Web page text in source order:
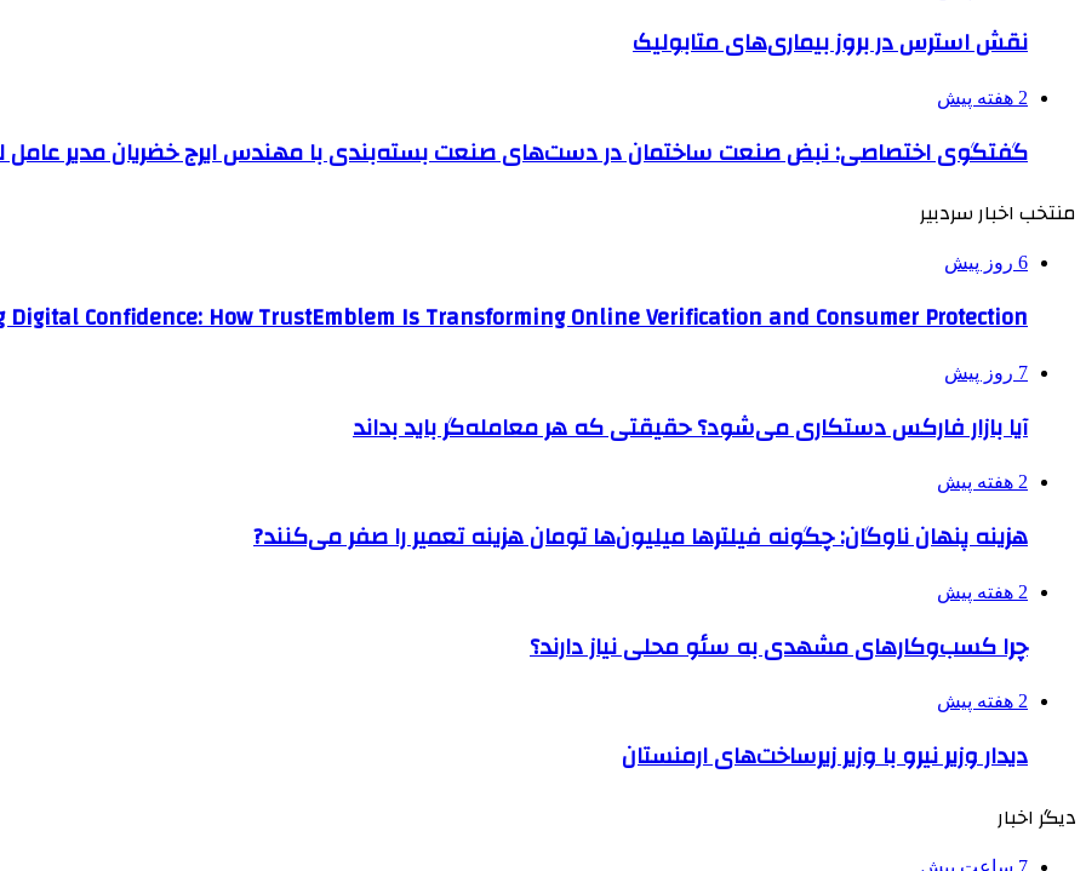
نقش استرس در بروز بیماری‌های متابولیک
2 هفته پیش
گفتگوی اختصاصی: نبض صنعت ساختمان در دست‌های صنعت بسته‌بندی با مهندس ایرج خضریان مدیر عامل
منتخب اخبار سردبیر
6 روز پیش
Confidence: How TrustEmblem Is Transforming Online Verification and Consumer Protection
7 روز پیش
آیا بازار فارکس دستکاری می‌شود؟ حقیقتی که هر معامله‌گر باید بداند
2 هفته پیش
هزینه پنهان ناوگان: چگونه فیلترها میلیون‌ها تومان هزینه تعمیر را صفر می‌کنند?
2 هفته پیش
چرا کسب‌وکارهای مشهدی به سئو محلی نیاز دارند؟
2 هفته پیش
دیدار وزیر نیرو با وزیر زیرساخت‌های ارمنستان
دیگر اخبار
7 ساعت پیش